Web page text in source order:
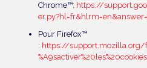
Chrome™: https://
Pour Firefox™
: https://support.mozilla.org/
%A9sactiver%20les%20cookies